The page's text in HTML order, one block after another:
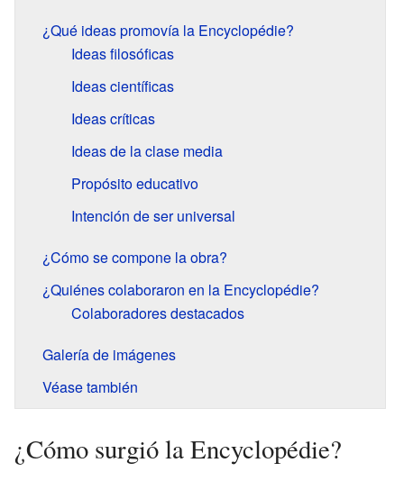
¿Qué ideas promovía la Encyclopédie?
Ideas filosóficas
Ideas científicas
Ideas críticas
Ideas de la clase media
Propósito educativo
Intención de ser universal
¿Cómo se compone la obra?
¿Quiénes colaboraron en la Encyclopédie?
Colaboradores destacados
Galería de imágenes
Véase también
¿Cómo surgió la Encyclopédie?